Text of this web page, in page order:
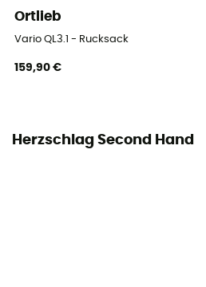
Ortlieb
Vario QL3.1 - Rucksack
159,90 €
Herzschlag Second Hand